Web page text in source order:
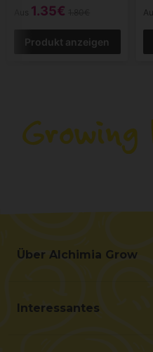
1.35€
Produkt anzeigen
Über Alchimia Grow
Lage und Kontakt
Interessantes